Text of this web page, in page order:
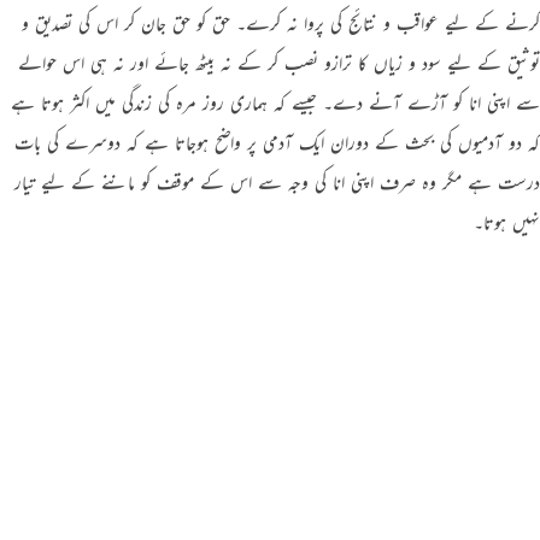
کرنے کے لیے عواقب و نتائج کی پروا نہ کرے۔ حق کو حق جان کر اس کی تصدیق و
توثیق کے لیے سود و زیاں کا ترازو نصب کر کے نہ بیٹھ جائے اور نہ ہی اس حوالے
سے اپنی انا کو آڑے آنے دے۔ جیسے کہ ہماری روز مرہ کی زندگی میں اکثر ہوتا ہے
کہ دو آدمیوں کی بحث کے دوران ایک آدمی پر واضح ہوجاتا ہے کہ دوسرے کی بات
درست ہے مگر وہ صرف اپنی انا کی وجہ سے اس کے موقف کو ماننے کے لیے تیار
نہیں ہوتا۔